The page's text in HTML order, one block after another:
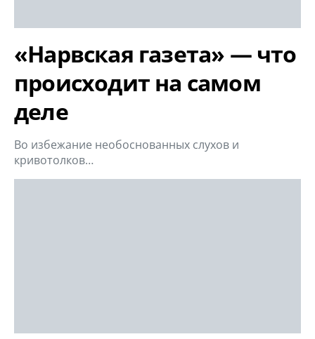
«Нарвская газета» — что
происходит на самом
деле
Во избежание необоснованных слухов и
кривотолков…